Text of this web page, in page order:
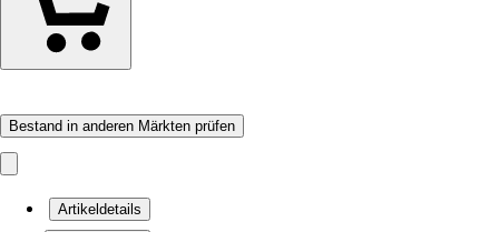
Bestand in anderen Märkten prüfen
Artikeldetails